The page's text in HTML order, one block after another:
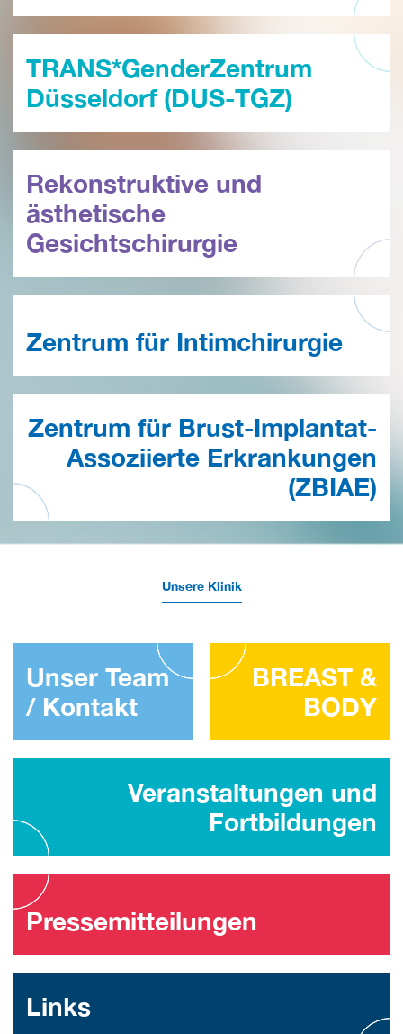
TRANS*GenderZentrum
Düsseldorf (DUS-TGZ)
Rekonstruktive und
ästhetische
Gesichtschirurgie
Zentrum für Intimchirurgie
Zentrum für Brust-Implantat-
Assoziierte Erkrankungen
(ZBIAE)
Unsere Klinik
Unser Team
/ Kontakt
BREAST &
BODY
Veranstaltungen und
Fortbildungen
Pressemitteilungen
Links